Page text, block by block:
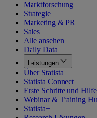
Marktforschung
Strategie
Marketing & PR
Sales
Alle ansehen
Daily Data
Leistungen
Über Statista
Statista Connect
Erste Schritte und
Webinar & Training
Statista+